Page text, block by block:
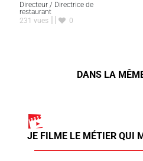
Directeur / Directrice de
restaurant
231 vues
0
DANS LA
JE FILME LE MÉTIER QUI